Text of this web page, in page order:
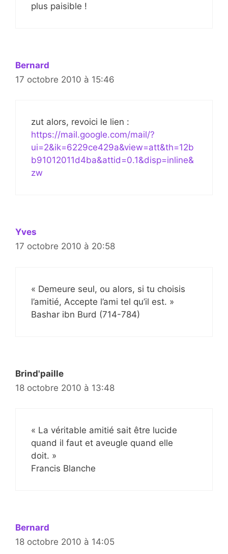
plus paisible !
Bernard
17 octobre 2010 à 15:46
zut alors, revoici le lien :
https://mail.google.com/mail/?
ui=2&ik=6229ce429a&view=att&th=12b
b91012011d4ba&attid=0.1&disp=inline&
zw
Yves
17 octobre 2010 à 20:58
« Demeure seul, ou alors, si tu choisis
l’amitié, Accepte l’ami tel qu’il est. »
Bashar ibn Burd (714-784)
Brind'paille
18 octobre 2010 à 13:48
« La véritable amitié sait être lucide
quand il faut et aveugle quand elle
doit. »
Francis Blanche
Bernard
18 octobre 2010 à 14:05